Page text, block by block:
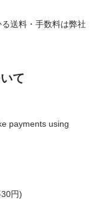
送料・手数料は弊社
て
payments using
円)